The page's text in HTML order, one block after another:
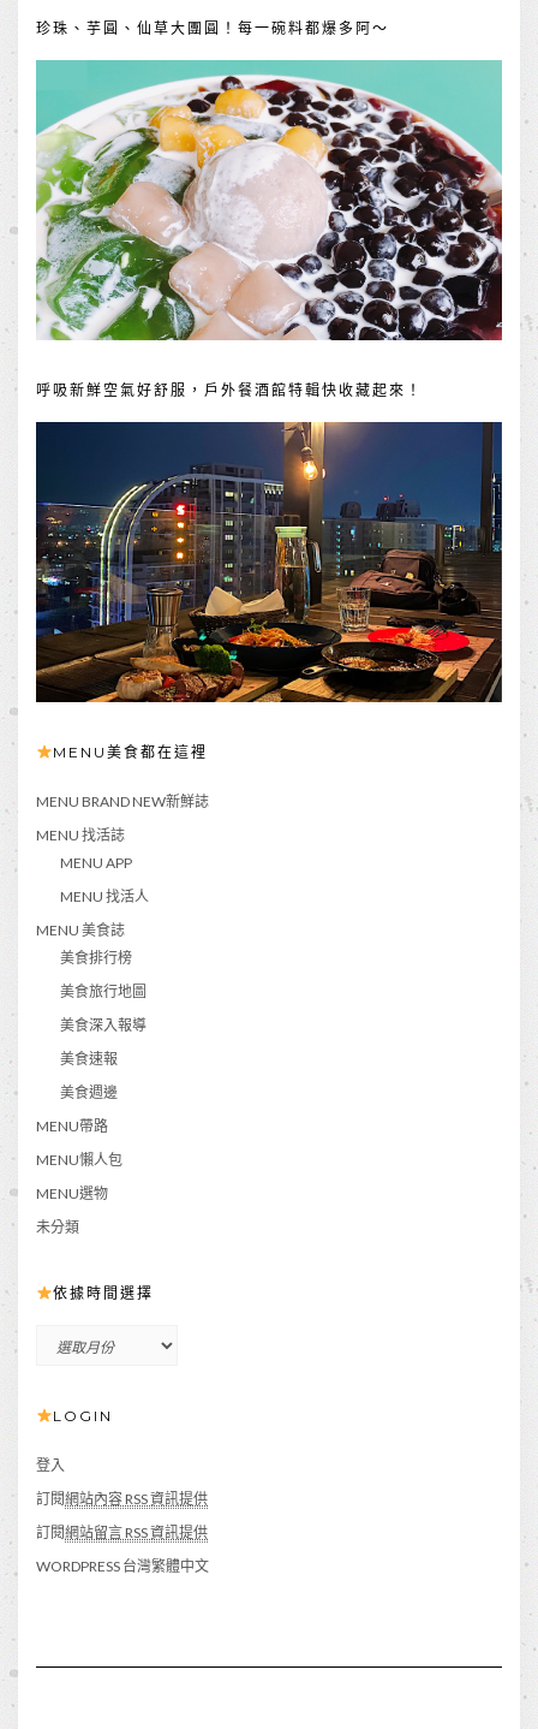
珍珠、芋圓、仙草大團圓！每一碗料都爆多阿～
呼吸新鮮空氣好舒服，戶外餐酒館特輯快收藏起來！
MENU美食都在這裡
MENU BRAND NEW新鮮誌
MENU 找活誌
MENU APP
MENU 找活人
MENU 美食誌
美食排行榜
美食旅行地圖
美食深入報導
美食速報
美食週邊
MENU帶路
MENU懶人包
MENU選物
未分類
依據時間選擇
間
擇
LOGIN
登入
訂閱網站內容 RSS 資訊提供
訂閱網站留言 RSS 資訊提供
WORDPRESS 台灣繁體中文